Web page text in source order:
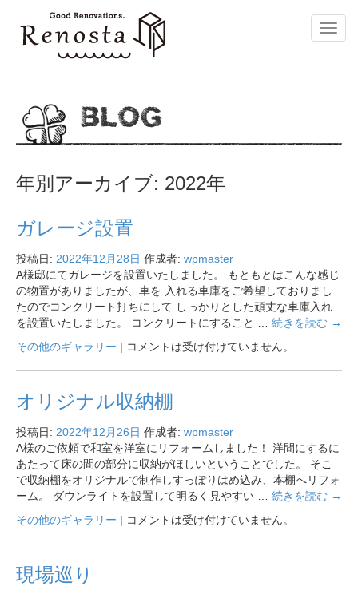
BLOG
年別アーカイブ: 2022年
ガレージ設置
投稿日: 2022年12月28日 作成者: wpmaster
A様邸にてガレージを設置いたしました。 もともとはこんな感じ
の物置がありましたが、車を 入れる車庫をご希望しておりまし
たのでコンクリート打ちにして しっかりとした頑丈な車庫入れ
を設置いたしました。 コンクリートにすること … 続きを読む →
その他のギャラリー | コメントは受け付けていません。
オリジナル収納棚
投稿日: 2022年12月26日 作成者: wpmaster
A様のご依頼で和室を洋室にリフォームしました！ 洋間にするに
あたって床の間の部分に収納がほしいということでした。 そこ
で収納棚をオリジナルで制作しすっぽりはめ込み、本棚へリフォ
ーム。 ダウンライトを設置して明るく見やすい … 続きを読む →
その他のギャラリー | コメントは受け付けていません。
現場巡り